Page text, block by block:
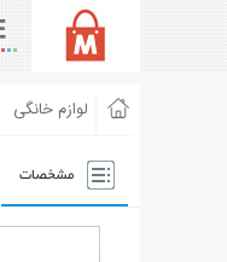
لوازم خانگی
مشخصات